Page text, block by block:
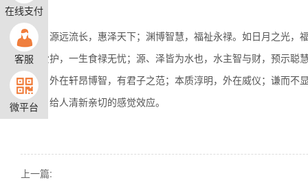
源泽，源远流长，惠泽天下；渊博智慧，福祉永禄。如日月之光，
辈的爱护，一生食禄无忧；源、泽皆为水也，水主智与财，预示聪
之风；外在轩昂博智，有君子之范；本质淳明，外在威仪；谦而不
活泼，给人清新亲切的感觉效应。
上一篇:
在线支付
客服
微平台